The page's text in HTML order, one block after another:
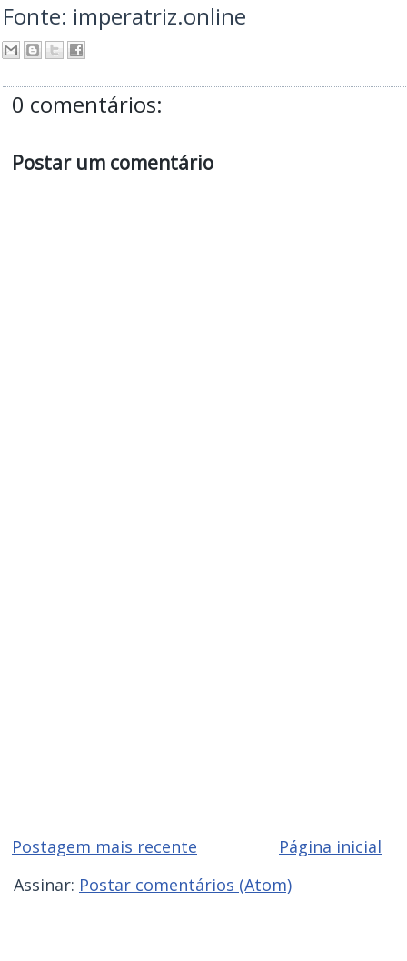
Fonte: imperatriz.online
0 comentários:
Postar um comentário
Postagem mais recente
Página inicial
Assinar: Postar comentários (Atom)